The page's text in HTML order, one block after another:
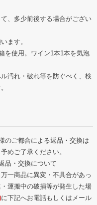
、多少前後する場合がござい
ます。
を使用。ワイン1本1本を気泡
汚れ・破れ等を防ぐべく、検
のご都合による返品・交換は
めご了承ください。
品・交換について
一商品に異変・不具合があっ
運搬中の破損等が発生した場
に下記へお電話もしくはメール